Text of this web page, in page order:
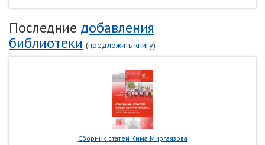
Последние добавления
библиотеки (предложить книгу)
Сборник статей Кима Миргаязова